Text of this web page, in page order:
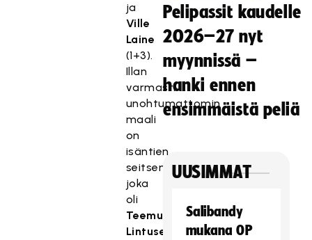
ja
Ville
Laine
(1+3).
Illan
varmasti
unohtumattomin
maali
on
isäntien
seitsemästoista,
joka
oli
Teemu
Lintuselle
Pelipassit kaudelle
2026–27 nyt
myynnissä –
hanki ennen
ensimmäistä peliä
UUSIMMAT
Salibandy
mukana OP